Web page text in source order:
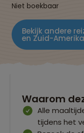
Niet boekbaar
Bekijk andere
en Zuid-Amerika
Waarom
Alle
tijdens het